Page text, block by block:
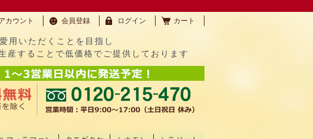
カウント 会員登録 ログイン カート
用いただくことを目指し
産することで低価格でご提供しております